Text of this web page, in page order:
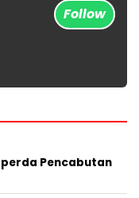
Follow
Pencabutan